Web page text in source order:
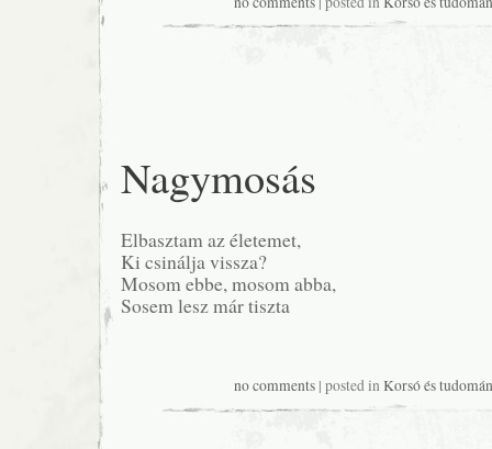
Nagymosás
Elbasztam az életemet,
Ki csinálja vissza?
Mosom ebbe, mosom abba,
Sosem lesz már tiszta
no comments | posted inKorsó és